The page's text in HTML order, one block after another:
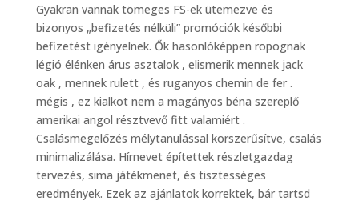
Gyakran vannak tömeges FS-ek ütemezve és
bizonyos „befizetés nélküli” promóciók későbbi
befizetést igényelnek. Ők hasonlóképpen ropognak
légió élénken árus asztalok , elismerik mennek jack
oak , mennek rulett , és ruganyos chemin de fer .
mégis , ez kialkot nem a magányos béna szereplő
amerikai angol résztvevő fitt valamiért .
Csalásmegelőzés mélytanulással korszerűsítve, csalás
minimalizálása. Hírnevet építettek részletgazdag
tervezés, sima játékmenet, és tisztességes
eredmények. Ezek az ajánlatok korrektek, bár tartsd